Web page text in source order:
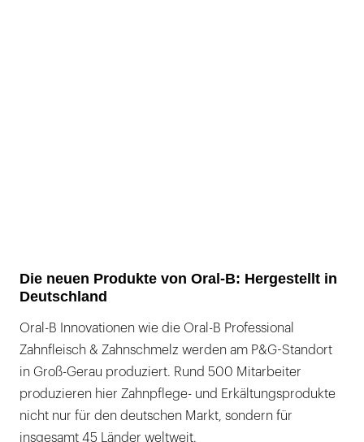
Die neuen Produkte von Oral-B: Hergestellt in
Deutschland
Oral-B Innovationen wie die Oral-B Professional
Zahnfleisch & Zahnschmelz werden am P&G-Standort
in Groß-Gerau produziert. Rund 500 Mitarbeiter
produzieren hier Zahnpflege- und Erkältungsprodukte
nicht nur für den deutschen Markt, sondern für
insgesamt 45 Länder weltweit.